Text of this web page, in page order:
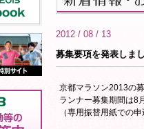
2012 / 08 / 13
募集要項を発表しま
京都マラソン2013の
ランナー募集期間は8
（専用振替用紙での